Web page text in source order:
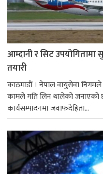
आम्दानी र सिट उपयोगितामा
तयारी
काठमाडाैं । नेपाल वायुसेवा
कामले गति लिन थालेको जनाएको
कार्यसम्पादनमा जवाफदेहिता...